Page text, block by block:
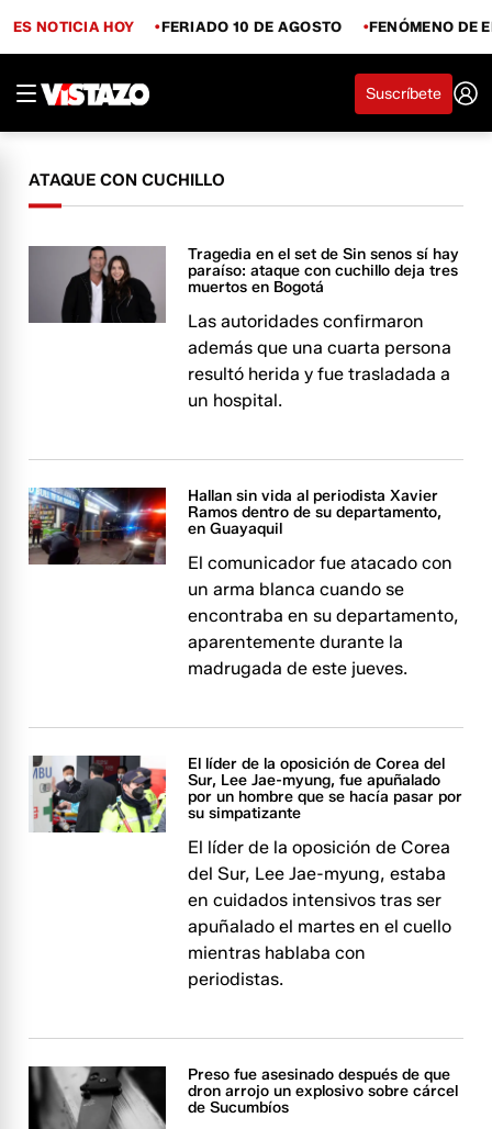
ES NOTICIA HOY FERIADO 10 DE AGOSTO FENÓMENO DE
Suscríbete
ATAQUE CON CUCHILLO
Tragedia en el set de Sin senos sí hay
paraíso: ataque con cuchillo deja tres
muertos en Bogotá
Las autoridades confirmaron
además que una cuarta persona
resultó herida y fue trasladada a
un hospital.
Hallan sin vida al periodista Xavier
Ramos dentro de su departamento,
en Guayaquil
El comunicador fue atacado con
un arma blanca cuando se
encontraba en su departamento,
aparentemente durante la
madrugada de este jueves.
El líder de la oposición de Corea del
Sur, Lee Jae-myung, fue apuñalado
por un hombre que se hacía pasar por
su simpatizante
El líder de la oposición de Corea
del Sur, Lee Jae-myung, estaba
en cuidados intensivos tras ser
apuñalado el martes en el cuello
mientras hablaba con
periodistas.
Preso fue asesinado después de que
dron arrojo un explosivo sobre cárcel
de Sucumbíos